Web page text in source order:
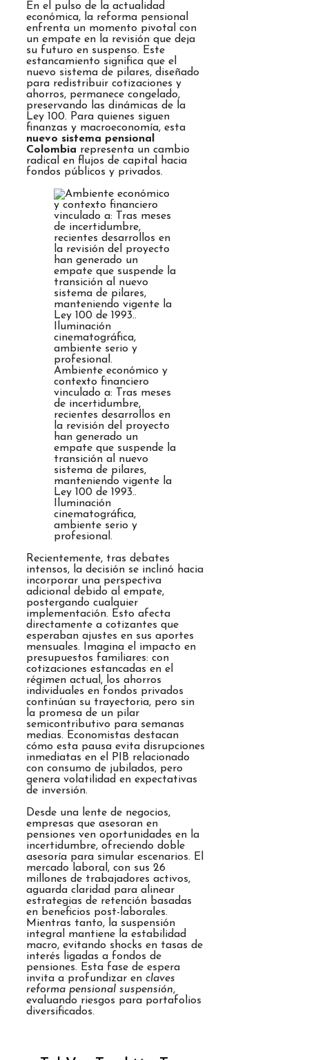
En el pulso de la actualidad
económica, la reforma pensional
enfrenta un momento pivotal con
un empate en la revisión que deja
su futuro en suspenso. Este
estancamiento significa que el
nuevo sistema de pilares, diseñado
para redistribuir cotizaciones y
ahorros, permanece congelado,
preservando las dinámicas de la
Ley 100. Para quienes siguen
finanzas y macroeconomía, esta
nuevo sistema pensional
Colombia representa un cambio
radical en flujos de capital hacia
fondos públicos y privados.
Ambiente económico y
contexto financiero
vinculado a: Tras meses
de incertidumbre,
recientes desarrollos en
la revisión del proyecto
han generado un
empate que suspende la
transición al nuevo
sistema de pilares,
manteniendo vigente la
Ley 100 de 1993..
Iluminación
cinematográfica,
ambiente serio y
profesional.
Recientemente, tras debates
intensos, la decisión se inclinó hacia
incorporar una perspectiva
adicional debido al empate,
postergando cualquier
implementación. Esto afecta
directamente a cotizantes que
esperaban ajustes en sus aportes
mensuales. Imagina el impacto en
presupuestos familiares: con
cotizaciones estancadas en el
régimen actual, los ahorros
individuales en fondos privados
continúan su trayectoria, pero sin
la promesa de un pilar
semicontributivo para semanas
medias. Economistas destacan
cómo esta pausa evita disrupciones
inmediatas en el PIB relacionado
con consumo de jubilados, pero
genera volatilidad en expectativas
de inversión.
Desde una lente de negocios,
empresas que asesoran en
pensiones ven oportunidades en la
incertidumbre, ofreciendo doble
asesoría para simular escenarios. El
mercado laboral, con sus 26
millones de trabajadores activos,
aguarda claridad para alinear
estrategias de retención basadas
en beneficios post-laborales.
Mientras tanto, la suspensión
integral mantiene la estabilidad
macro, evitando shocks en tasas de
interés ligadas a fondos de
pensiones. Esta fase de espera
invita a profundizar en claves
reforma pensional suspensión,
evaluando riesgos para portafolios
diversificados.